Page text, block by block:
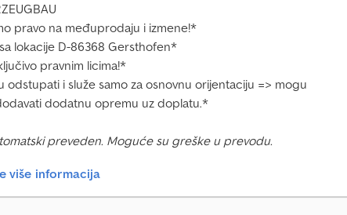
pravo na međuprodaju i izmene!*
lokacije D-86368 Gersthofen*
pravnim licima!*
odstupati i služe samo za osnovnu orijentaciju => mogu
dodatnu opremu uz doplatu.*
preveden. Moguće su greške u prevodu.
više informacija